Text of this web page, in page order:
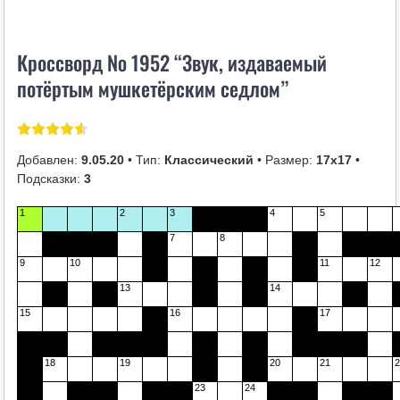
i
Кроссворд № 1952 “Звук, издаваемый
потёртым мушкетёрским седлом”
Добавлен: 9.05.20• Тип: Классический • Размер: 17х17•
Подсказки: 3
1 2 3 4 5
7 8
9 10 11 12
13 14
15 16 17
18 19 20 21
23 24